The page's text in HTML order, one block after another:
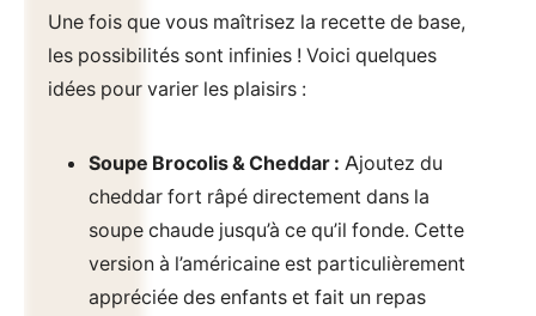
Une fois que vous maîtrisez la recette de base,
les possibilités sont infinies ! Voici quelques
idées pour varier les plaisirs :
Soupe Brocolis & Cheddar : Ajoutez du
cheddar fort râpé directement dans la
soupe chaude jusqu’à ce qu’il fonde. Cette
version à l’américaine est particulièrement
appréciée des enfants et fait un repas